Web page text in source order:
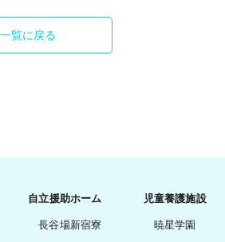
一覧に戻る
自立援助ホーム
長谷場新宿寮
児童養護施設
暁星学園